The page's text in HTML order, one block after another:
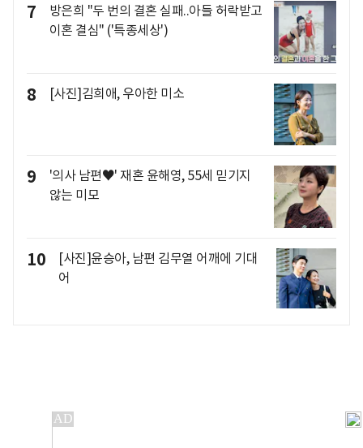
7
방은희 "두 번의 결혼 실패..아들 허락받고
이혼 결심" ('특종세상')
8 [사진]김희애, 우아한 미소
9
'의사 남편♥' 재혼 윤해영, 55세 믿기지
않는 미모
10
[사진]윤승아, 남편 김무열 어깨에 기대
어